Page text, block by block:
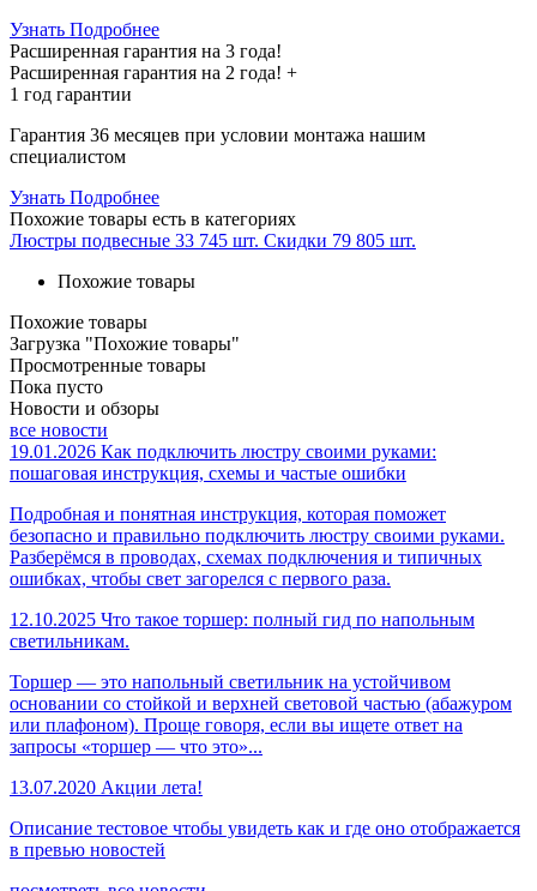
Узнать Подробнее
Расширенная гарантия на 3 года!
Расширенная гарантия на 2 года! +
1 год гарантии
Гарантия 36 месяцев при условии монтажа нашим
специалистом
Узнать Подробнее
Похожие товары есть в категориях
Люстры подвесные 33 745 шт. Скидки 79 805 шт.
Похожие товары
Похожие товары
Загрузка "Похожие товары"
Просмотренные товары
Пока пусто
Новости и обзоры
все новости
19.01.2026 Как подключить люстру своими руками:
пошаговая инструкция, схемы и частые ошибки
Подробная и понятная инструкция, которая поможет
безопасно и правильно подключить люстру своими руками.
Разберёмся в проводах, схемах подключения и типичных
ошибках, чтобы свет загорелся с первого раза.
12.10.2025 Что такое торшер: полный гид по напольным
светильникам.
Торшер — это напольный светильник на устойчивом
основании со стойкой и верхней световой частью (абажуром
или плафоном). Проще говоря, если вы ищете ответ на
запросы «торшер — что это»...
13.07.2020 Акции лета!
Описание тестовое чтобы увидеть как и где оно отображается
в превью новостей